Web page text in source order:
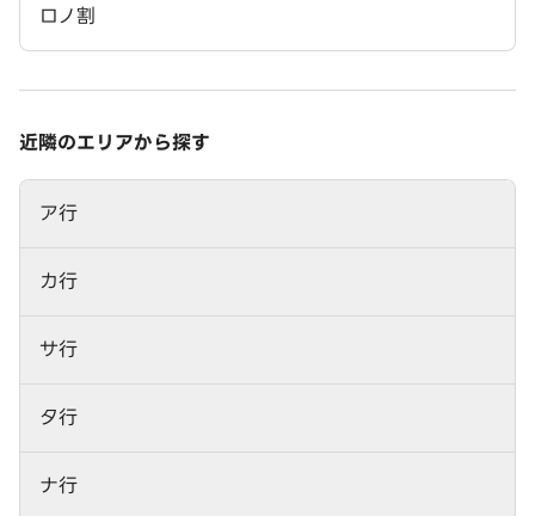
ロノ割
近隣のエリアから探す
ア行
カ行
サ行
タ行
ナ行